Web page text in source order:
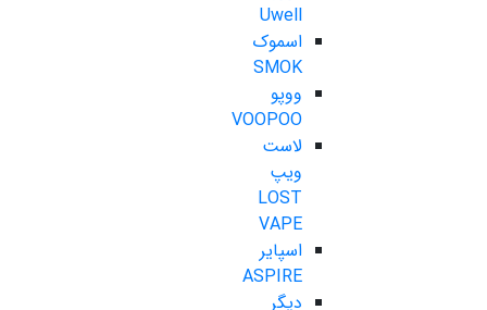
Uwell
اسموک
SMOK
ووپو
VOOPOO
لاست
ویپ
LOST
VAPE
اسپایر
ASPIRE
دیگر